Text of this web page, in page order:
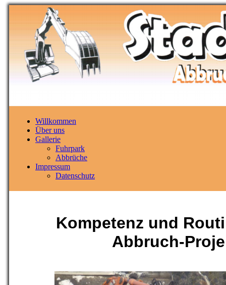
Willkommen
Über uns
Gallerie
Fuhrpark
Abbrüche
Impressum
Datenschutz
Kompetenz und
Abbruch-